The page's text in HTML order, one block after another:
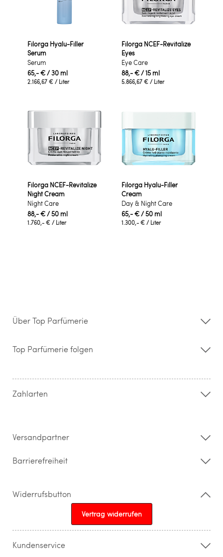
Filorga Hyalu-Filler
Serum
Serum
65,- €/ 30 ml
2.166,67 € / Liter
Filorga NCEF-Revitalize
Eyes
Eye Care
88,- €/ 15 ml
5.866,67 € / Liter
Filorga NCEF-Revitalize
Night Cream
Night Care
88,- €/ 50 ml
1.760,- € / Liter
Filorga Hyalu-Filler
Cream
Day & Night Care
65,- €/ 50 ml
1.300,- € / Liter
Über Top Parfümerie
Storefinder
Kontakt
Widerrufsrecht & Rückgabebedingungen
Top Parfümerie folgen
Zahlarten
Versandpartner
Barrierefreiheit
Widerrufsbutton
Vertrag widerrufen
Kundenservice